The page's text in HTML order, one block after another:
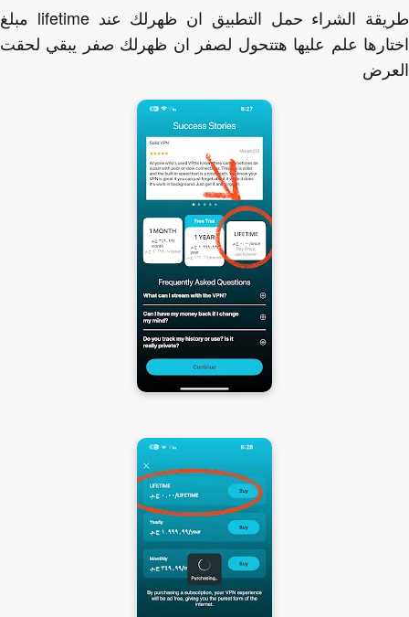
طريقة الشراء حمل التطبيق ان ظهرلك عند lifetime مبلغ
علم عليها هتتحول لصفر ان ظهرلك صفر يبقي لحقت